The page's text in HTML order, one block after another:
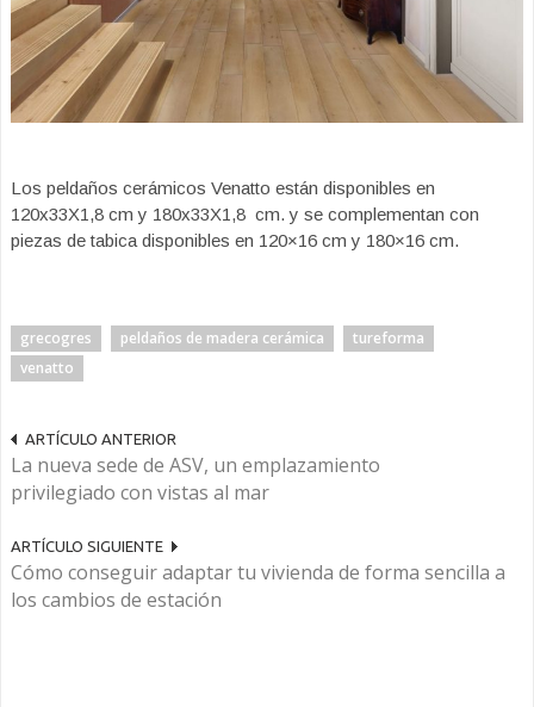
Los peldaños cerámicos Venatto están disponibles en
120x33X1,8 cm y 180x33X1,8 cm. y se complementan con
piezas de tabica disponibles en 120×16 cm y 180×16 cm.
grecogres peldaños de madera cerámica
tureforma
venatto
ARTÍCULO ANTERIOR
La nueva sede de ASV, un emplazamiento
privilegiado con vistas al mar
ARTÍCULO SIGUIENTE
Cómo conseguir adaptar tu vivienda de forma sencilla a
los cambios de estación